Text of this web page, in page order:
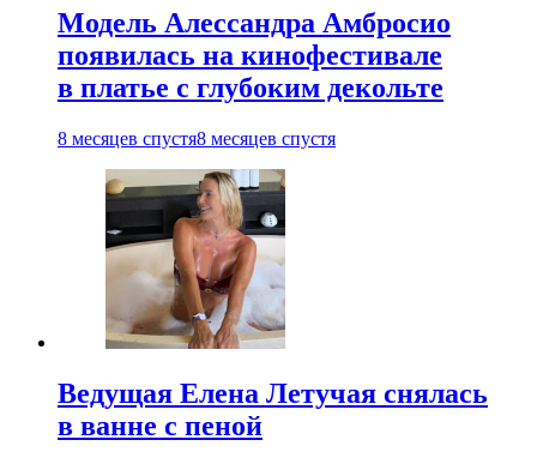
Модель Алессандра Амбросио
появилась на кинофестивале
в платье с глубоким декольте
8 месяцев спустя8 месяцев спустя
Ведущая Елена Летучая снялась
в ванне с пеной